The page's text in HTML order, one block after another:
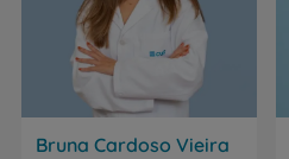
Bruna Cardoso Vieira